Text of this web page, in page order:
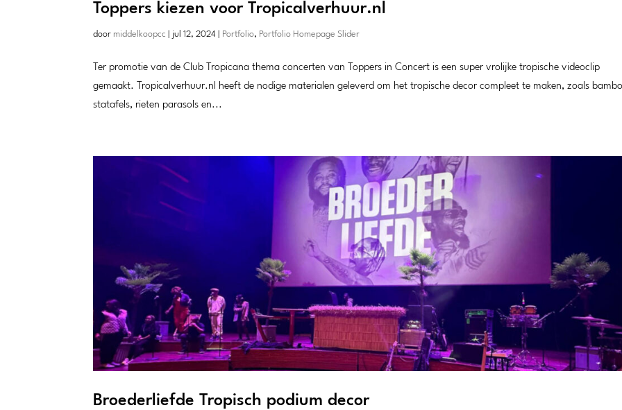
Toppers kiezen voor Tropicalverhuur.nl
door middelkoopcc jul 12, 2024 Portfolio, Portfolio Homepage Slider
Ter promotie van de Club Tropicana thema concerten van Toppers in Concert is een super vrolijke tropische videoclip
gemaakt. Tropicalverhuur.nl heeft de nodige materialen geleverd om het tropische decor compleet te maken, zoals
statafels, rieten parasols en...
Broederliefde Tropisch podium decor